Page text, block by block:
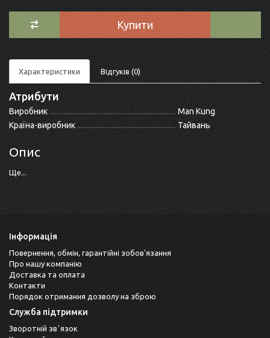
Купити
Характеристики Відгуків (0)
Атрибути
Виробник
Man Kung
Країна-виробник
Тайвань
Опис
Ще...
Інформація
Повернення, обмін, гарантійні зобов'язання
Про нашу компанію
Доставка та оплата
Контакти
Порядок отримання дозволу на зброю
Служба підтримки
Зворотній звʼязок